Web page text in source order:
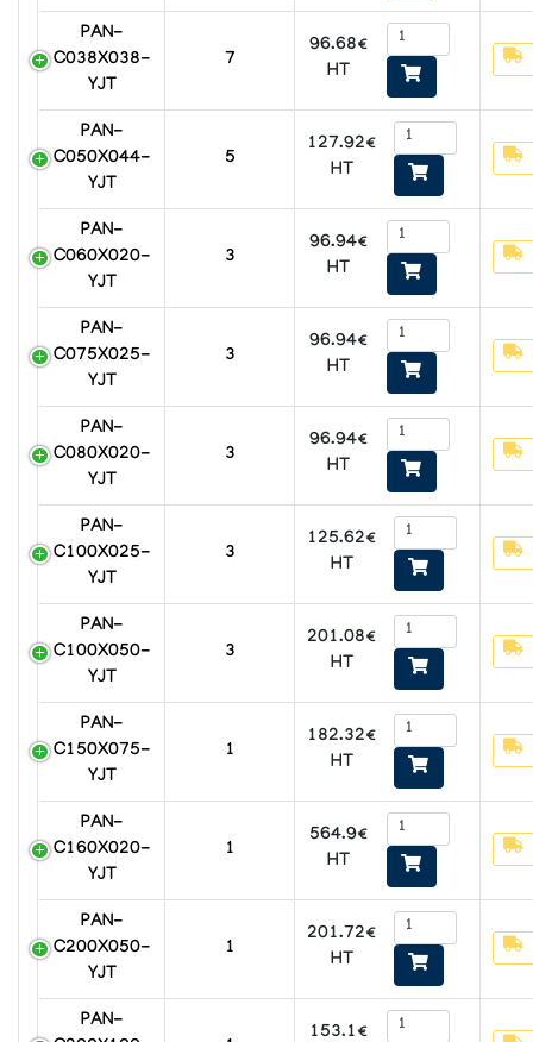
PAN-
C038X038-
YJT
7
96.68€
HT
PAN-
C050X044-
YJT
5
127.92€
HT
PAN-
C060X020-
YJT
3
96.94€
HT
PAN-
C075X025-
YJT
3
96.94€
HT
PAN-
C080X020-
YJT
3
96.94€
HT
PAN-
C100X025-
YJT
3
125.62€
HT
PAN-
C100X050-
YJT
3
201.08€
HT
PAN-
C150X075-
YJT
1
182.32€
HT
PAN-
C160X020-
YJT
1
564.9€
HT
PAN-
C200X050-
YJT
1
201.72€
HT
PAN-
153.1€